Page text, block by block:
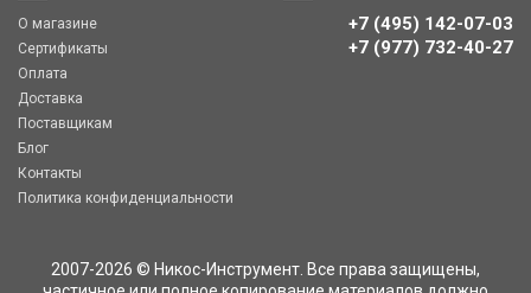
О магазине
Сертификаты
Оплата
Доставка
Поставщикам
Блог
Контакты
Политика конфиденциальности
+7 (495) 142-07-03
‎‎+7 (977) 732-40-27
2007-2026 © Никос-Инструмент. Все права защищены,